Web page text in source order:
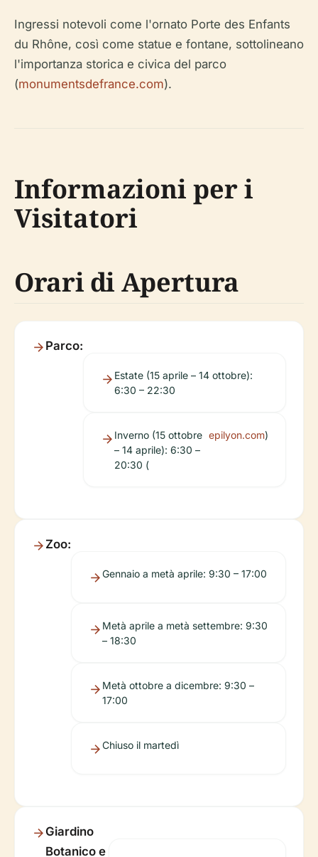
Ingressi notevoli come l'ornato Porte des Enfants
du Rhône, così come statue e fontane, sottolineano
l'importanza storica e civica del parco
(monumentsdefrance.com).
Informazioni per i
Visitatori
Orari di Apertura
Parco:
Estate (15 aprile – 14 ottobre):
6:30 – 22:30
Inverno (15 ottobre
– 14 aprile): 6:30 –
20:30 (
epilyon.com)
Zoo:
Gennaio a metà aprile: 9:30 – 17:00
Metà aprile a metà settembre: 9:30
– 18:30
Metà ottobre a dicembre: 9:30 –
17:00
Chiuso il martedì
Giardino
Botanico e